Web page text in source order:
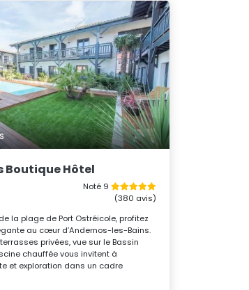
Boutique Hôtel
Noté 9
(380 avis)
la plage de Port Ostréicole, profitez
au cœur d’Andernos-les-Bains.
privées, vue sur le Bassin
chauffée vous invitent à
et exploration dans un cadre